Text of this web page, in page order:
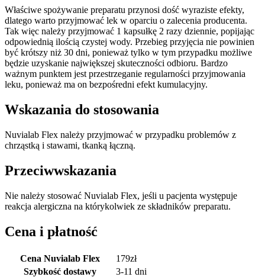
Właściwe spożywanie preparatu przynosi dość wyraziste efekty,
dlatego warto przyjmować lek w oparciu o zalecenia producenta.
Tak więc należy przyjmować 1 kapsułkę 2 razy dziennie, popijając
odpowiednią ilością czystej wody. Przebieg przyjęcia nie powinien
być krótszy niż 30 dni, ponieważ tylko w tym przypadku możliwe
będzie uzyskanie największej skuteczności odbioru. Bardzo
ważnym punktem jest przestrzeganie regularności przyjmowania
leku, ponieważ ma on bezpośredni efekt kumulacyjny.
Wskazania do stosowania
Nuvialab Flex należy przyjmować w przypadku problemów z
chrząstką i stawami, tkanką łączną.
Przeciwwskazania
Nie należy stosować Nuvialab Flex, jeśli u pacjenta występuje
reakcja alergiczna na którykolwiek ze składników preparatu.
Cena i płatność
Cena Nuvialab Flex 179zł
Szybkość dostawy
3-11 dni